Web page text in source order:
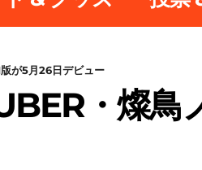
が5月26日デビュー
・燦